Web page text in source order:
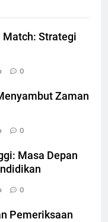
Strategi
0
Zaman
0
Masa Depan
0
Pemeriksaan